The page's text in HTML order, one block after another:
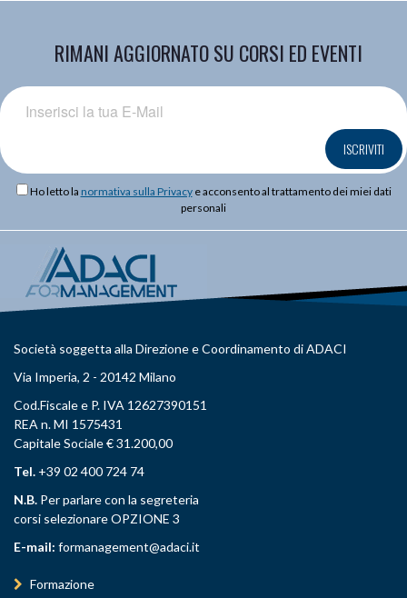
RIMANI AGGIORNATO SU CORSI ED EVENTI
ISCRIVITI
Ho letto la normativa sulla Privacye acconsento al trattamento dei miei dati
personali
Società soggetta alla Direzione e Coordinamento di ADACI
Via Imperia, 2 - 20142 Milano
Cod.Fiscale e P. IVA 12627390151
REA n. MI 1575431
Capitale Sociale € 31.200,00
Tel. +39 02 400 724 74
N.B. Per parlare con la segreteria
corsi selezionare OPZIONE 3
E-mail: formanagement@adaci.it
Formazione